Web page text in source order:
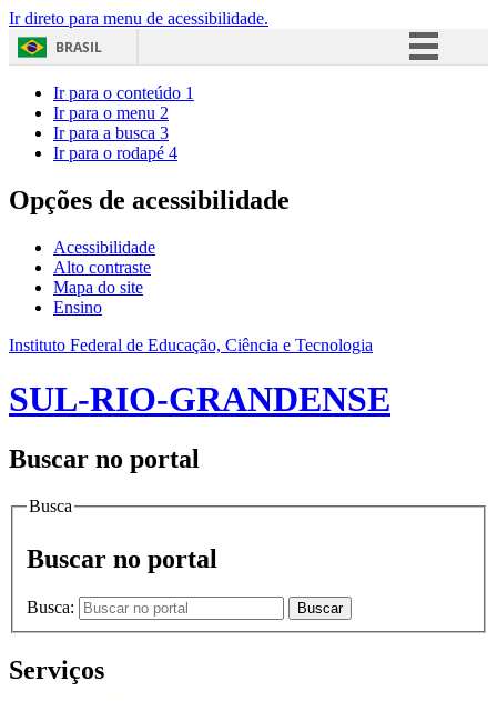
Ir direto para menu de acessibilidade.
BRASIL
Acesso à informação
Ir para o conteúdo 1
Ir para o menu 2
Ir para a busca 3
Ir para o rodapé 4
Opções de acessibilidade
Acessibilidade
Alto contraste
Mapa do site
Ensino
Instituto Federal de Educação, Ciência e Tecnologia
SUL-RIO-GRANDENSE
Buscar no portal
Busca
Buscar no portal
Busca: Buscar
Serviços